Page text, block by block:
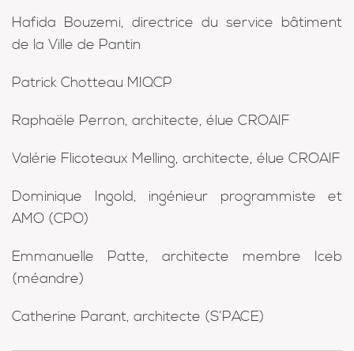
Hafida Bouzemi, directrice du service bâtiment
de la Ville de Pantin
Patrick Chotteau MIQCP
Raphaële Perron, architecte, élue CROAIF
Valérie Flicoteaux Melling, architecte, élue CROAIF
Dominique Ingold, ingénieur programmiste et
AMO (CPO)
Emmanuelle Patte, architecte membre Iceb
(méandre)
Catherine Parant, architecte (S’PACE)